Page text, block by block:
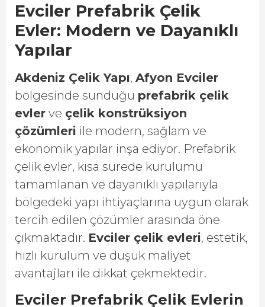
Evciler Prefabrik Çelik
Evler: Modern ve Dayanıklı
Yapılar
Akdeniz Çelik Yapı, Afyon Evciler
bölgesinde sunduğu prefabrik çelik
evler ve çelik konstrüksiyon
çözümleri ile modern, sağlam ve
ekonomik yapılar inşa ediyor. Prefabrik
çelik evler, kısa sürede kurulumu
tamamlanan ve dayanıklı yapılarıyla
bölgedeki yapı ihtiyaçlarına uygun olarak
tercih edilen çözümler arasında öne
çıkmaktadır. Evciler çelik evleri, estetik,
hızlı kurulum ve düşük maliyet
avantajları ile dikkat çekmektedir.
Evciler Prefabrik Çelik Evlerin